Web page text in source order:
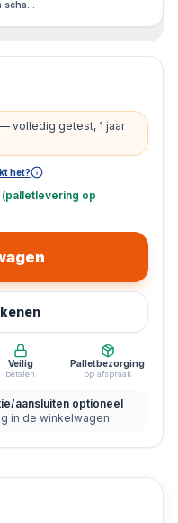
doos mist
schade, originele doos mist
volledig getest, 1 jaar
het?
op
Veilig
betalen
Palletbezorging
op afspraak
aansluiten optioneel
in de winkelwagen.